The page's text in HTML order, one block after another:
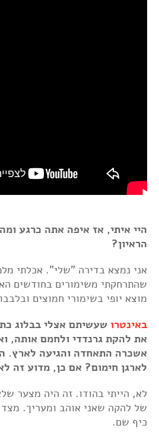
היי איתי, אז איפה אתה כרגע
הראיון?
אני נמצא בדירה "שלי". אכלתי
שהתרחקתי משימורים בחודשים
מוצא יופי בשימורי חמוצים
באינטרו שעשיתם אצלי בבלוג
את להקת גרנדדי ולחמם אותה,
אשכרה התאחדה והגיעה לארץ.
לארגן חימום? אם כן, מדוע זה
לא, הייתי בהודו. זה היה מצער
של להקה שאני אוהב ומעריך.
כיף שם.